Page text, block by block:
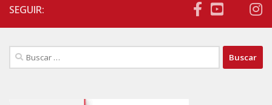
SEGUIR:
Buscar: